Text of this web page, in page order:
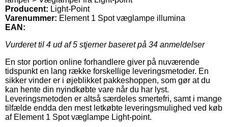
Producent: Light-Point
Varenummer: Element 1 Spot væglampe illumina
EAN:
Vurderet til 4 ud af 5 stjerner baseret på 34 anmeldelser
En stor portion online forhandlere giver på nuværende
tidspunkt en lang række forskellige leveringsmetoder. En
sikker vinder er i øjeblikket pakkeshoppen, som gør at du
kan hente din nyindkøbte vare når du har lyst.
Leveringsmetoden er altså særdeles smertefri, samt i mange
tilfælde endda den mest letkøbte leveringsmulighed ved køb
af Element 1 Spot væglampe Light-point.